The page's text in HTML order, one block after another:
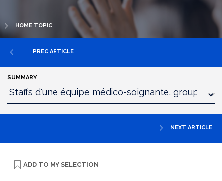
HOME TOPIC
PREC ARTICLE
SUMMARY
NEXT ARTICLE
ADD TO MY SELECTION